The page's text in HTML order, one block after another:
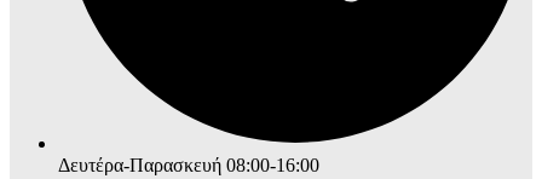
Δευτέρα-Παρασκευή 08:00-16:00